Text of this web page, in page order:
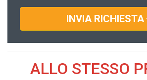
INVIA RICHIESTA
ALLO STESSO